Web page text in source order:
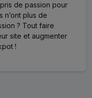
de passion pour
n’ont plus de
? Tout faire
site et augmenter
!